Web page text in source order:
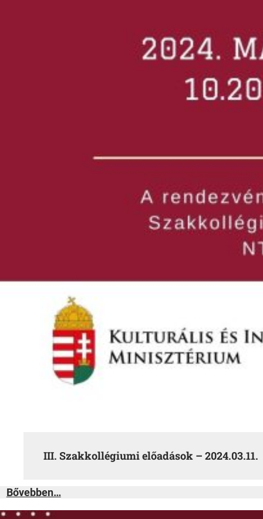
III. Szakkollégiumi előadások – 2024.03.11.
Bővebben…:III.
Szakkollégiumi
–
2024.03.11.